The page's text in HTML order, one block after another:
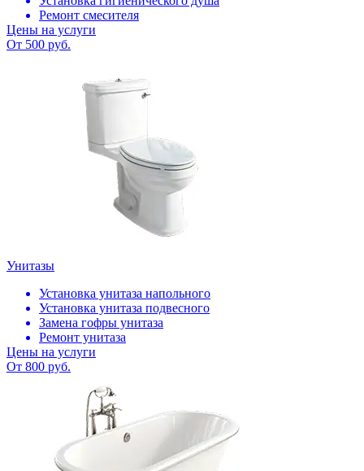
Ремонт смесителя
Цены на услуги
От 500 руб.
Унитазы
Установка унитаза напольного
Установка унитаза подвесного
Замена гофры унитаза
Ремонт унитаза
Цены на услуги
От 800 руб.